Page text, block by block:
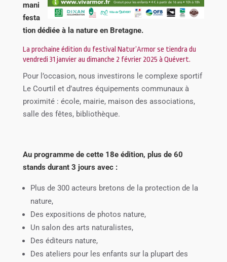
mani
festa
tion dédiée à la nature en Bretagne.
La prochaine édition du festival Natur’Armor se tiendra du
vendredi 31 janvier au dimanche 2 février 2025 à Quévert.
Pour l’occasion, nous investirons le complexe sportif
Le Courtil et d’autres équipements communaux à
proximité : école, mairie, maison des associations,
salle des fêtes, bibliothèque.
Au programme de cette 18e édition, plus de 60
stands durant 3 jours avec :
Plus de 300 acteurs bretons de la protection de la
nature,
Des expositions de photos nature,
Un salon des arts naturalistes,
Des éditeurs nature,
Des ateliers pour les enfants sur la plupart des